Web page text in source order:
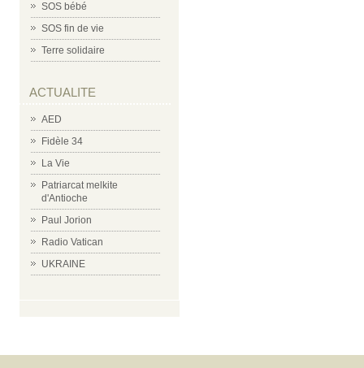
SOS bébé
SOS fin de vie
Terre solidaire
ACTUALITE
AED
Fidèle 34
La Vie
Patriarcat melkite
d'Antioche
Paul Jorion
Radio Vatican
UKRAINE